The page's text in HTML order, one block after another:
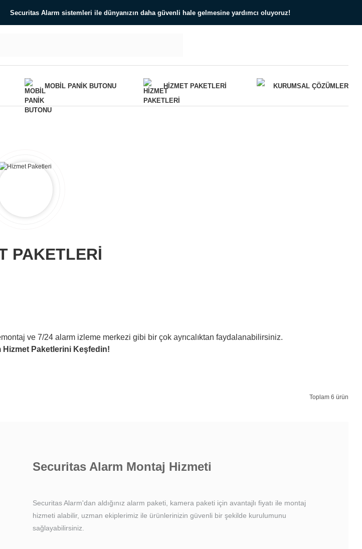
Securitas Alarm sistemleri ile dünyanızın daha güvenli hale gelmesine yardımcı oluyoruz!
MOBIL PANIK BUTONU HIZMET PAKETLERI KURUMSAL ÇÖZÜMLER
PAKETLERI
ve 7/24 alarm izleme merkezi gibi bir çok ayrıcalıktan faydalanabilirsiniz.
Hizmet Paketlerini Keşfedin!
Toplam 6 ürün
Securitas Alarm Montaj Hizmeti
Securitas Alarm'dan aldığınız alarm paketi, kamera paketi için avantajlı fiyatı ile montaj
hizmeti alabilir, uzman ekiplerimiz ile ürünlerinizin güvenli bir şekilde kurulumunu
sağlayabilirsiniz.